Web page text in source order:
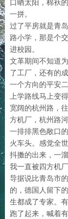
口晒太阳，棉袄
一拼。
过了平房就是青
路小学，那是个
进校园。
文革期间不知道
了工厂，还有的
一个方向的平安二
上学路线马上变
宽阔的杭州路，
方机厂，杭州路
一排排黑色敞口
火车头。感觉全
抖擞的出来，一
我一直被四方机
导据说比青岛市
的，德国人留下
生都成了专家。
跑了起来，喊着